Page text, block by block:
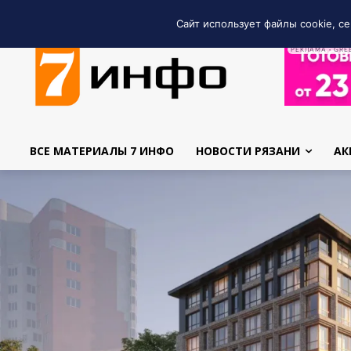
РЕКЛАМА •
ВСЕ МАТЕРИАЛЫ 7 ИНФО НОВОСТИ РЯЗАНИ
Сайт использует файлы cookie,